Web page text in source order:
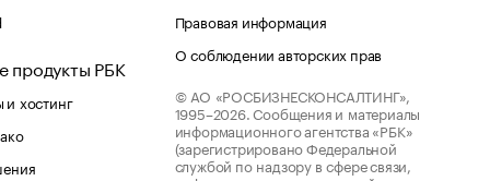
продукты РБК
хостинг
Правовая информация
О соблюдении авторских прав
© АО «РОСБИЗНЕСКОНСАЛТИНГ»,
1995–2026. Сообщения и материалы
информационного агентства «РБК»
(зарегистрировано Федеральной
службой по надзору в сфере связи,